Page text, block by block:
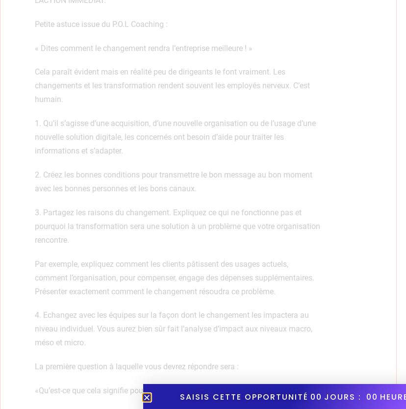
Petite astuce issue du P.O.L Coaching :
« Dites comment le changement rendra l’entreprise meilleure ! »
Cela paraît évident mais en réalité peu de dirigeants le font vraiment. Les
changements et les transformation rendent souvent les employés nerveux. C’est
humain.
1. Qu’il s’agisse d’une acquisition, d’une nouvelle organisation ou de l’usage d’une
nouvelle solution digitale, les concernés ont besoin d’aide pour traiter les
informations et s’adapter.
2. Créez les bonnes conditions pour transmettre le bon message au bon moment
avec les bonnes personnes et les bons canaux.
3. Partagez les raisons du changement. Expliquez ce qui ne fonctionne pas et
pourquoi la transformation sera une solution à un problème que votre organisation
rencontre.
Par exemple, expliquez comment les clients pâtissent des usages actuels,
comment l’organisation, pour compenser, engage des dépenses supplémentaires.
Présenter exactement comment le changement résoudra ce problème.
4. Echangez avec les équipes sur la façon dont le changement les impactera au
niveau individuel. Vous aurez bien sûr fait l’analyse d’impact aux niveaux macro,
méso et micro.
La première question à laquelle vous devrez répondre sera :
«Qu’est-ce que cela signifie pour moi?».
SAISIS CETTE OPPORTUNITÉ 00 JOURS : 00